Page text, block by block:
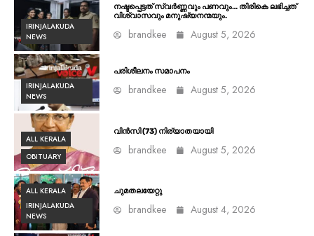
IRINJALAKUDA
NEWS
നഷ്ടപ്പെട്ടത് സ്വർണ്ണവും പണവും… തിരികെ ലഭിച്ചത്
വിശ്വാസവും മനുഷ്യനന്മയും.
brandkee August 5, 2026
IRINJALAKUDA
NEWS
പരിശീലനം സമാപനം
brandkee August 5, 2026
ALL KERALA
OBITUARY
വിൻസി (73) നിര്യാതയായി
brandkee August 5, 2026
ALL KERALA
IRINJALAKUDA
NEWS
ചുമതലയേറ്റു
brandkee August 4, 2026